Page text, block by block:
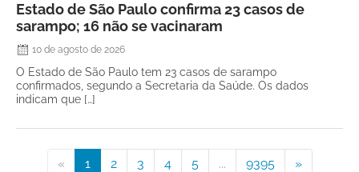
Estado de São Paulo confirma 23 casos de
sarampo; 16 não se vacinaram
10 de agosto de 2026
O Estado de São Paulo tem 23 casos de sarampo
confirmados, segundo a Secretaria da Saúde. Os dados
indicam que […]
« 1 2 3 4 5 ... 9395 »